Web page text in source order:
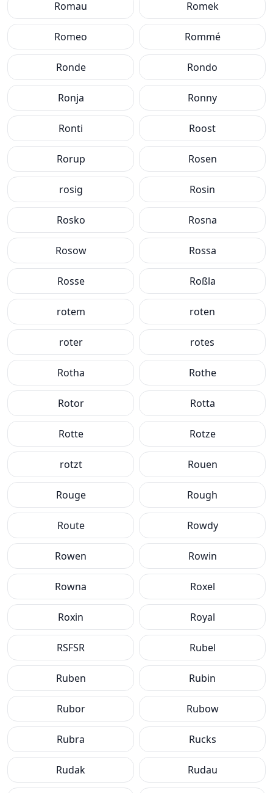
Romau Romek
Romeo Rommé
Ronde Rondo
Ronja Ronny
Ronti Roost
Rorup Rosen
rosig Rosin
Rosko Rosna
Rosow Rossa
Rosse Roßla
rotem roten
roter rotes
Rotha Rothe
Rotor Rotta
Rotte Rotze
rotzt Rouen
Rouge Rough
Route Rowdy
Rowen Rowin
Rowna Roxel
Roxin Royal
RSFSR Rubel
Ruben Rubin
Rubor Rubow
Rubra Rucks
Rudak Rudau